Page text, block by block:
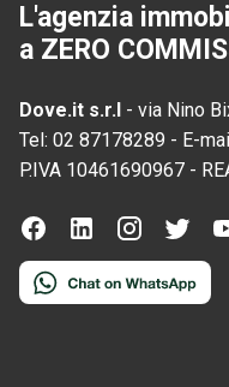
L'agenzia
a ZERO
Dove.it s.r.l - via Nino
Tel: 02 87178289 - E-
P.IVA 10461690967 -